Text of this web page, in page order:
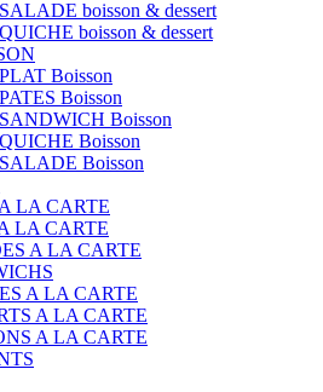
boisson & dessert
boisson & dessert
Boisson
Boisson
Boisson
Boisson
Boisson
LA CARTE
LA CARTE
A LA CARTE
A LA CARTE
A LA CARTE
A LA CARTE